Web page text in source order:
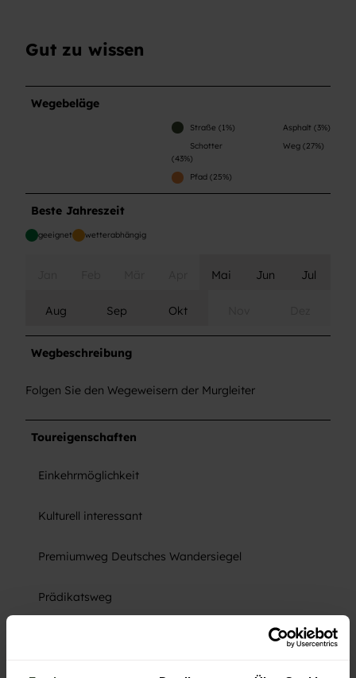
Gut zu wissen
Wegebeläge
Straße (1%)
Asphalt (3%)
Schotter
(43%)
Weg (27%)
Pfad (25%)
Beste Jahreszeit
geeignet wetterabhängig
Mai Jun Jul
Aug Sep Okt
Wegbeschreibung
Folgen Sie den Wegeweisern der Murgleiter
Toureigenschaften
Einkehrmöglichkeit
Kulturell interessant
Premiumweg Deutsches Wandersiegel
Prädikatsweg